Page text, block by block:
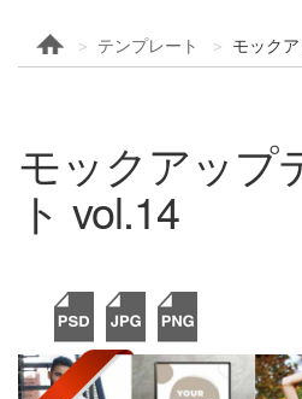
テンプレート モック
モックアップ
ト vol.14